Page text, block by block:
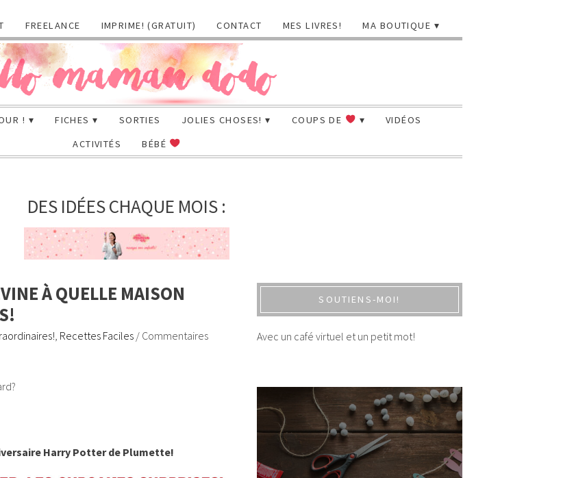
FREELANCE IMPRIME! (GRATUIT) CONTACT MES LIVRES! MA BOUTIQUE
! FICHES SORTIES JOLIES CHOSES! COUPS DE
VIDÉOS
ACTIVITÉS
BÉBÉ
DES IDÉES CHAQUE MOIS :
À QUELLE MAISON
Recettes Faciles / Commentaires
Harry Potter de Plumette!
SOUTIENS-MOI!
Avec un café virtuel et un petit mot!